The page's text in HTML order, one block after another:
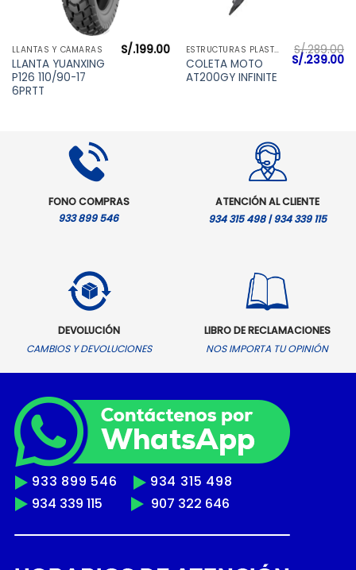
LLANTAS Y CÁMARAS
LLANTA YUANXING
P126 110/90-17
6PRTT
S/.199.00 ESTRUCTURAS PLÁSTICAS
COLETA MOTO
AT200GY INFINITE
S/.289.00
El
precio
S/.239.00El
FONO COMPRAS
933 899 546
ATENCIÓN AL CLIENTE
934 315 498 | 934 339 115
DEVOLUCIÓN
CAMBIOS Y DEVOLUCIONES
LIBRO DE RECLAMACIONES
NOS IMPORTA TU OPINIÓN
933 899 546
934 315 498
934 339 115
907 322 646